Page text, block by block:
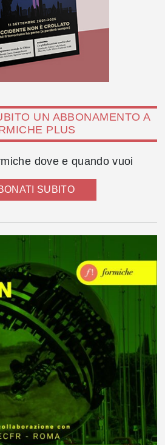
UN ABBONAMENTO A
PLUS
dove e quando vuoi
SUBITO